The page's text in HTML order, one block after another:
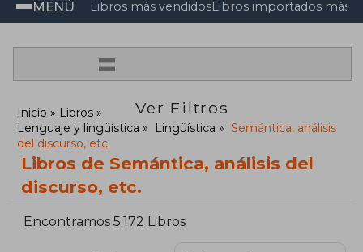
MENÚ Libros más vendidosLibros importados más
=
Ver Filtros
Inicio
Libros
Lenguaje y lingüística
Lingüística
Semántica, análisis
del discurso, etc.
Libros de Semántica, análisis del
discurso, etc.
Encontramos 5.172 Libros